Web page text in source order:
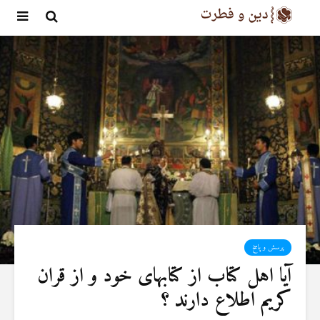
پرسش و پاسخ
آیا اهل کتاب از کتابهای خود و از قران
کریم اطلاع دارند ؟